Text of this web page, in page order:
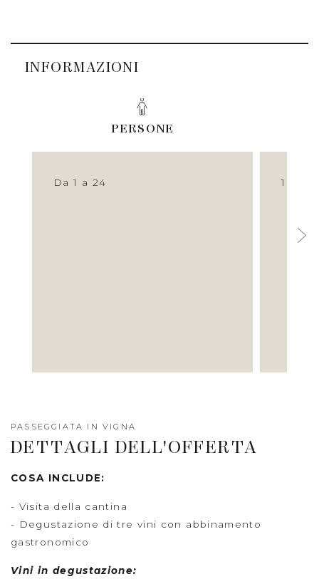
INFORMAZIONI
PERSONE
Da 1 a 24 1 h
PASSEGGIATA IN VIGNA
DETTAGLI DELL'OFFERTA
COSA INCLUDE:
- Visita della cantina
- Degustazione di tre vini con abbinamento
gastronomico
Vini in degustazione: